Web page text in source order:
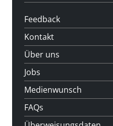
Feedback
Kontakt
Über uns
Jobs
Medienwunsch
FAQs